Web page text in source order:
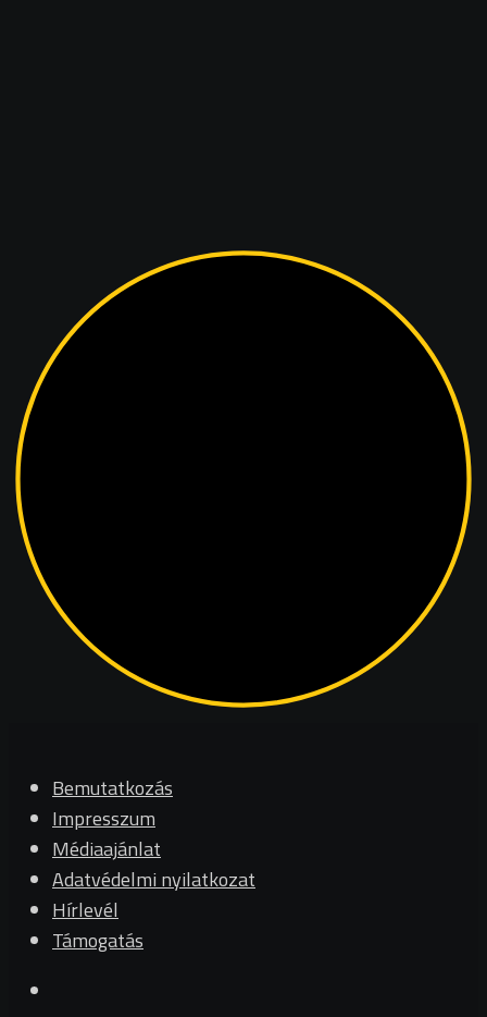
Bemutatkozás
Impresszum
Médiaajánlat
Adatvédelmi nyilatkozat
Hírlevél
Támogatás